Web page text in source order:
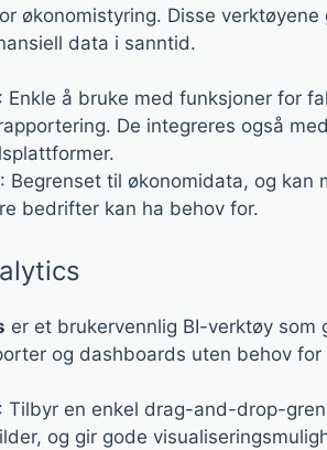
økonomistyring. Disse
data i sanntid.
: Enkle å bruke med funksjoner for
De integreres også
: Begrenset til økonomidata, og kan
bedrifter kan ha behov for.
er et brukervennlig BI-verktøy
og dashboards uten behov
: Tilbyr en enkel drag-and-drop-
og gir gode